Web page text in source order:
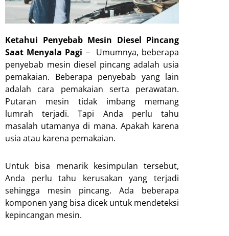
Ketahui Penyebab Mesin Diesel Pincang
Saat Menyala Pagi – Umumnya, beberapa
penyebab mesin diesel pincang adalah usia
pemakaian. Beberapa penyebab yang lain
adalah cara pemakaian serta perawatan.
Putaran mesin tidak imbang memang
lumrah terjadi. Tapi Anda perlu tahu
masalah utamanya di mana. Apakah karena
usia atau karena pemakaian.
Untuk bisa menarik kesimpulan tersebut,
Anda perlu tahu kerusakan yang terjadi
sehingga mesin pincang. Ada beberapa
komponen yang bisa dicek untuk mendeteksi
kepincangan mesin.